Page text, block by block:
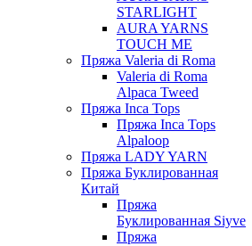
STARLIGHT
AURA YARNS
TOUCH ME
Пряжа Valeria di Roma
Valeria di Roma
Alpaca Tweed
Пряжа Inca Tops
Пряжа Inca Tops
Alpaloop
Пряжа LADY YARN
Пряжа Буклированная
Китай
Пряжа
Буклированная Siyve
Пряжа